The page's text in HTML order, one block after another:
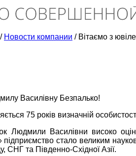
/ Новости компании / Вітаємо з
Василівну Безпалько!
75 років визначній
Людмили Василівни високо
стало великим
СНГ та Південно-Східної Азії.